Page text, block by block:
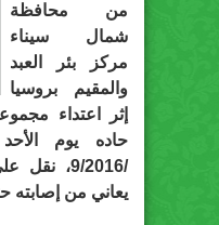
من محافظة
شمال سيناء
مركز بئر العبد
والمقيم بروسيا
إثر اعتداء
/9/2016،
يعاني من إصابته